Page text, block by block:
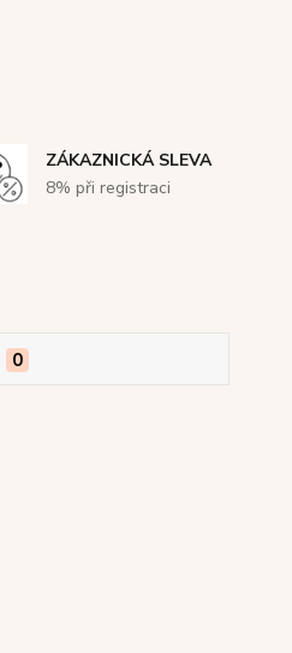
ZÁKAZNICKÁ SLEVA
8% při registraci
0